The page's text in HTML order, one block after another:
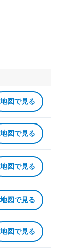
地図で見る
地図で見る
地図で見る
地図で見る
地図で見る